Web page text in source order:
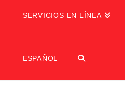
SERVICIOS EN LÍNEA
ESPAÑOL